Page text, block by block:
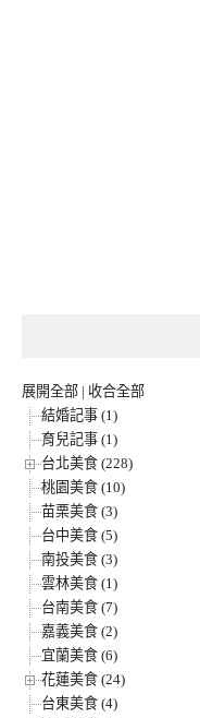
展開全部 | 收合全部
結婚記事 (1)
育兒記事 (1)
台北美食 (228)
桃園美食 (10)
苗栗美食 (3)
台中美食 (5)
南投美食 (3)
雲林美食 (1)
台南美食 (7)
嘉義美食 (2)
宜蘭美食 (6)
花蓮美食 (24)
台東美食 (4)